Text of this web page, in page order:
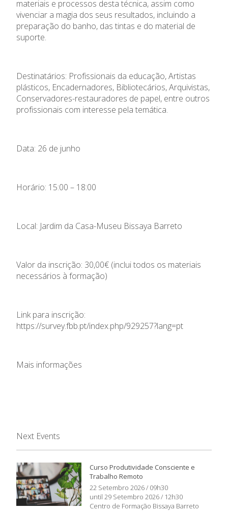
materiais e processos desta técnica, assim como
vivenciar a magia dos seus resultados, incluindo a
preparação do banho, das tintas e do material de
suporte.
Destinatários: Profissionais da educação, Artistas
plásticos, Encadernadores, Bibliotecários, Arquivistas,
Conservadores-restauradores de papel, entre outros
profissionais com interesse pela temática.
Data: 26 de junho
Horário: 15:00 – 18:00
Local: Jardim da Casa-Museu Bissaya Barreto
Valor da inscrição: 30,00€ (inclui todos os materiais
necessários à formação)
Link para inscrição:
https://survey.fbb.pt/index.php/929257?lang=pt
Mais informações
Next Events
Curso Produtividade Consciente e
Trabalho Remoto
22 Setembro 2026 / 09h30
until 29 Setembro 2026 / 12h30
Centro de Formação Bissaya Barreto